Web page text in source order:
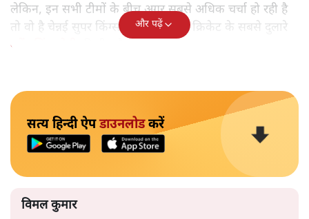
लेकिन, इन सभी टीमों के बीच अगर सबसे अधिक चर्चा हो रही है
तो वो है चेन्नई सुपर किंग्स की। ये भारतीय क्रिकेट के सबसे दुलारे
महेंद्र सिंह धोनी
और पढ़ें
सत्य हिन्दी ऐपडाउनलोडकरें
विमल कुमार